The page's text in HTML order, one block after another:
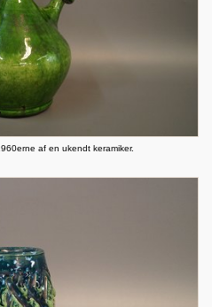
af en ukendt keramiker.